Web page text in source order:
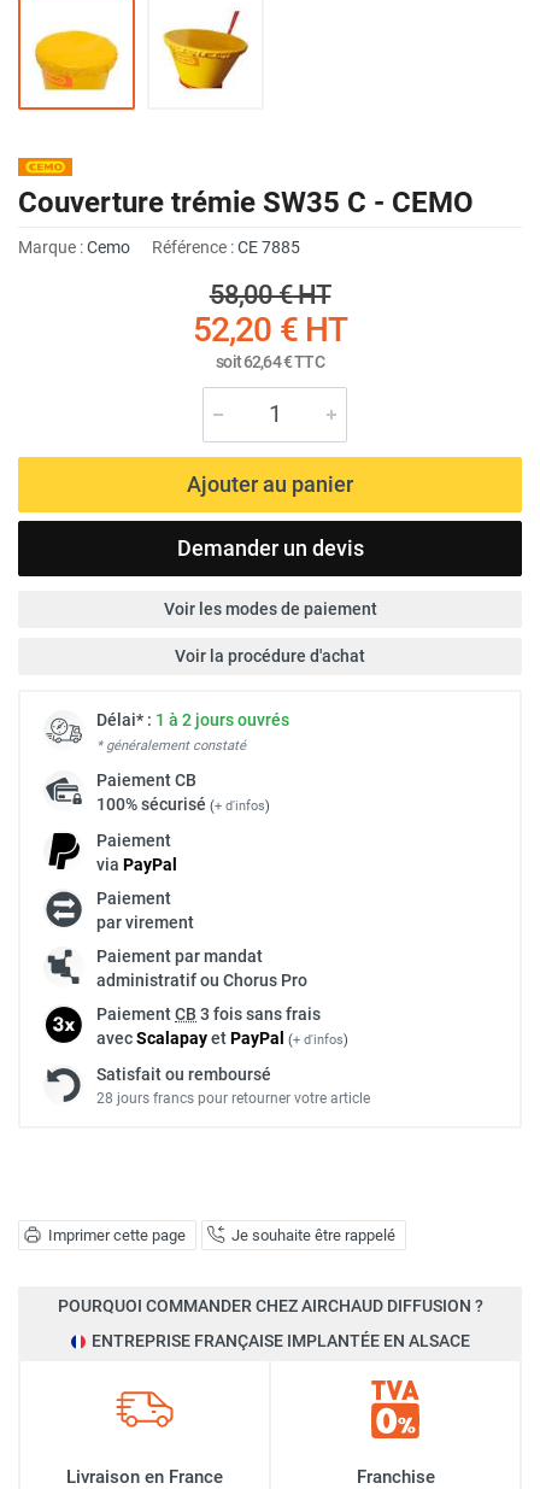
Imprimer cette page Je souhaite être rappelé
Couverture trémie SW35 C - CEMO
Marque :Cemo Référence :CE 7885
58,00 €HT
52,20 €HT
soit62,64 €TTC
Ajouter au panier
Demander un devis
Voir les modes de paiement
Voir la procédure d'achat
Délai* : 1 à 2 jours ouvrés
* généralement constaté
PaiementCB
100% sécurisé (+ d'infos)
Paiement
via PayPal
Paiement
par virement
Paiement par mandat
administratif ou Chorus Pro
PaiementCB 3 fois sans frais
avecScalapayetPayPal (+ d'infos)
Satisfait ou remboursé
28 jours francs pour retourner votre article
POURQUOI COMMANDER CHEZ AIRCHAUD DIFFUSION ?
ENTREPRISE FRANÇAISE IMPLANTÉE EN ALSACE
Livraison en France
Franchise